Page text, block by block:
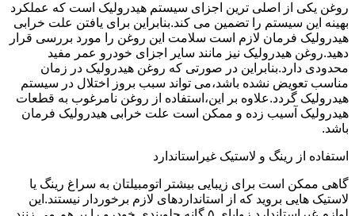
روغن یکی از اصلی ترین اجزای سیستم هیدرولیک است که عملکرد
بهینه این سیستم را تضمین می کند.بنابراین برای یافتن علت خرابی
هیدرولیک فرمان لازم است سلامت این روغن را مورد بررسی قرار
دهید.روغن هیدرولیک نیز مانند سایر اجزای خودرو عمر مفید
محدودی دارد.بنابراین در صورتی که روغن هیدرولیک در زمان
مناسب تعویض نشده باشد،می تواند سبب بروز اختلال در سیستم
هیدرولیک گردد.علاوه بر این،استفاده از روغن نامرغوب به قطعات
هیدرولیک آسیب زده و ممکن است علت خرابی هیدرولیک فرمان
باشد.
استفاده از رینگ و لاستیک غیراستاندارد
گاهی ممکن است برای زیبایی بیشتر اتومبیلتان به سراغ رینگ یا
لاستیک هایی بروید که از استانداردهای لازم برخوردار نیستند.این